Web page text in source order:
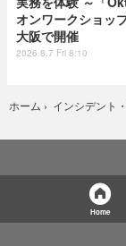
オンワークショッ
大阪で開催
2026.8.7 Fri 8:10
ホーム › インシデント
Home